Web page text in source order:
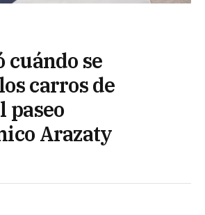
cuándo se
carros de
paseo
Arazaty